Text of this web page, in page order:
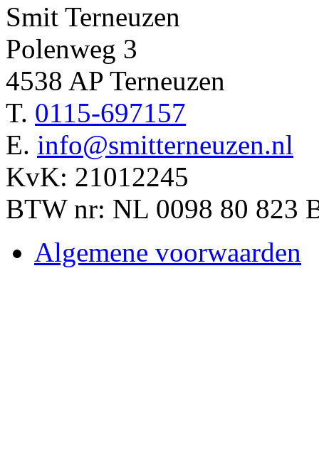
Smit Terneuzen
Polenweg 3
4538 AP Terneuzen
T. 0115-697157
E. info@smitterneuzen.nl
KvK: 21012245
BTW nr: NL 0098 80 823
Algemene voorwaarden